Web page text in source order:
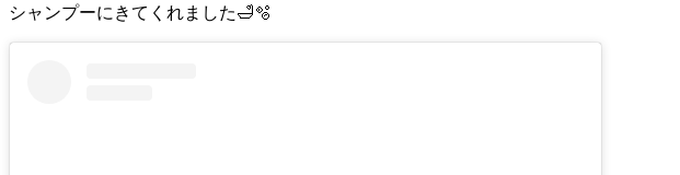
シャンプーにきてくれました🛁🫧